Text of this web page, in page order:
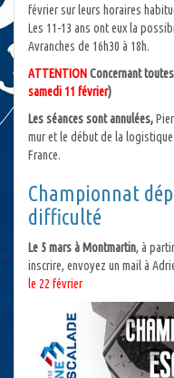
février sur leurs horaires
Les 11-13 ans ont eux la
Avranches de 16h30 à 18h.
ATTENTIONConcernant
samedi 11 février)
Les séances sont annulées,
mur et le début de la
France.
Championnat
difficulté
Le 5 mars à Montmartin, à
inscrire, envoyez un mail à
le 22 février